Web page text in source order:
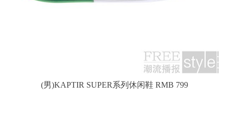
(男)KAPTIR SUPER系列休闲鞋 RMB 799